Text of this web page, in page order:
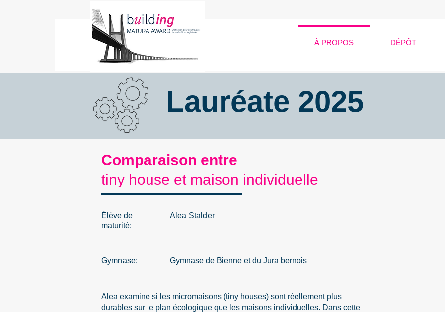
À PROPOS DÉPÔT
Lauréate 2025
Comparaison entre
tiny house et maison individuelle
Élève de
maturité:
Alea Stalder
Gymnase: Gymnase de Bienne et du Jura bernois
Alea examine si les micromaisons (tiny houses) sont réellement plus
durables sur le plan écologique que les maisons individuelles. Dans cette